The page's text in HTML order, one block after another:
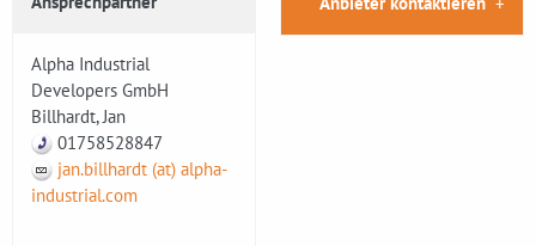
Alpha Industrial
Developers GmbH
Billhardt, Jan
01758528847
jan.billhardt (at) alpha-
industrial.com